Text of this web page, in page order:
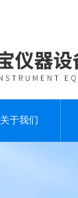
关于我们